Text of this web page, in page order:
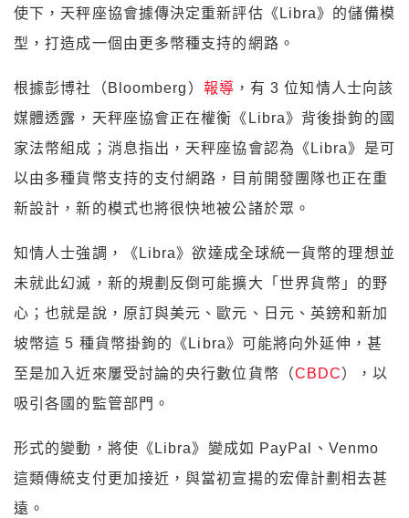
使下，天秤座協會據傳決定重新評估《Libra》的儲備模
型，打造成一個由更多幣種支持的網路。
根據彭博社（Bloomberg） 報導 ，有 3 位知情人士向該
媒體透露，天秤座協會正在權衡《Libra》背後掛鉤的國
家法幣組成；消息指出，天秤座協會認為《Libra》是可
以由多種貨幣支持的支付網路，目前開發團隊也正在重
新設計，新的模式也將很快地被公諸於眾。
知情人士強調，《Libra》欲達成全球統一貨幣的理想並
未就此幻滅，新的規劃反倒可能擴大「世界貨幣」的野
心；也就是說，原訂與美元、歐元、日元、英鎊和新加
坡幣這 5 種貨幣掛鉤的《Libra》可能將向外延伸，甚
至是加入近來屢受討論的央行數位貨幣（CBDC），以
吸引各國的監管部門。
形式的變動，將使《Libra》變成如 PayPal、Venmo
這類傳統支付更加接近，與當初宣揚的宏偉計劃相去甚
遠。